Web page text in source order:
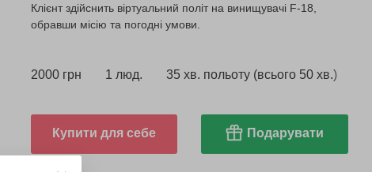
Клієнт здійснить віртуальний політ на винищувачі F-18,
обравши місію та погодні умови.
2000 грн 1 люд. 35 хв. польоту (всього 50 хв.)
Купити для себе Подарувати